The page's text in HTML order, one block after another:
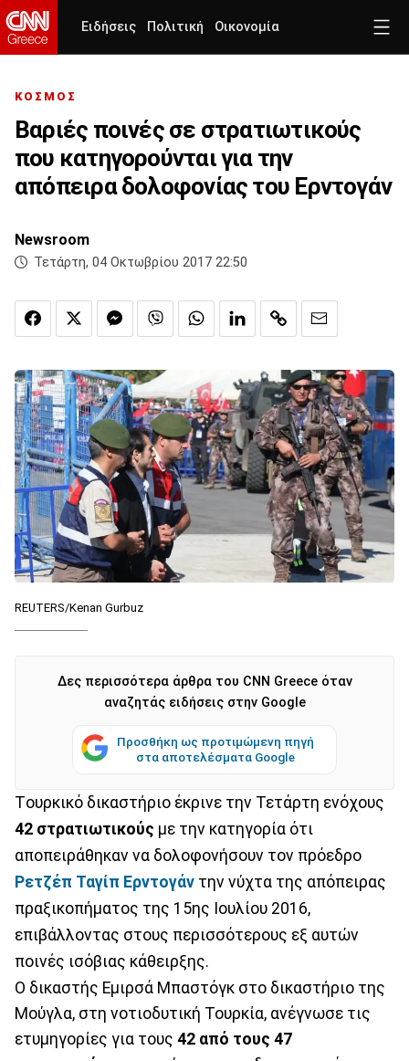
Ειδήσεις Πολιτική Οικονομία
ΚΟΣΜΟΣ
Βαριές ποινές σε στρατιωτικούς
που κατηγορούνται για την
απόπειρα δολοφονίας του Ερντογάν
Newsroom
Τετάρτη, 04 Οκτωβρίου 2017 22:50
REUTERS/Kenan Gurbuz
Δες περισσότερα άρθρα του CNN Greece όταν
αναζητάς ειδήσεις στην Google
Προσθήκη ως προτιμώμενη πηγή
στα αποτελέσματα Google
Tουρκικό δικαστήριο έκρινε την Τετάρτη ενόχους
42 στρατιωτικούς με την κατηγορία ότι
αποπειράθηκαν να δολοφονήσουν τον πρόεδρο
Ρετζέπ Ταγίπ Ερντογάν την νύχτα της απόπειρας
πραξικοπήματος της 15ης Ιουλίου 2016,
επιβάλλοντας στους περισσότερους εξ αυτών
ποινές ισόβιας κάθειρξης.
Ο δικαστής Εμιρσά Μπαστόγκ στο δικαστήριο της
Μούγλα, στη νοτιοδυτική Τουρκία, ανέγνωσε τις
ετυμηγορίες για τους 42 από τους 47